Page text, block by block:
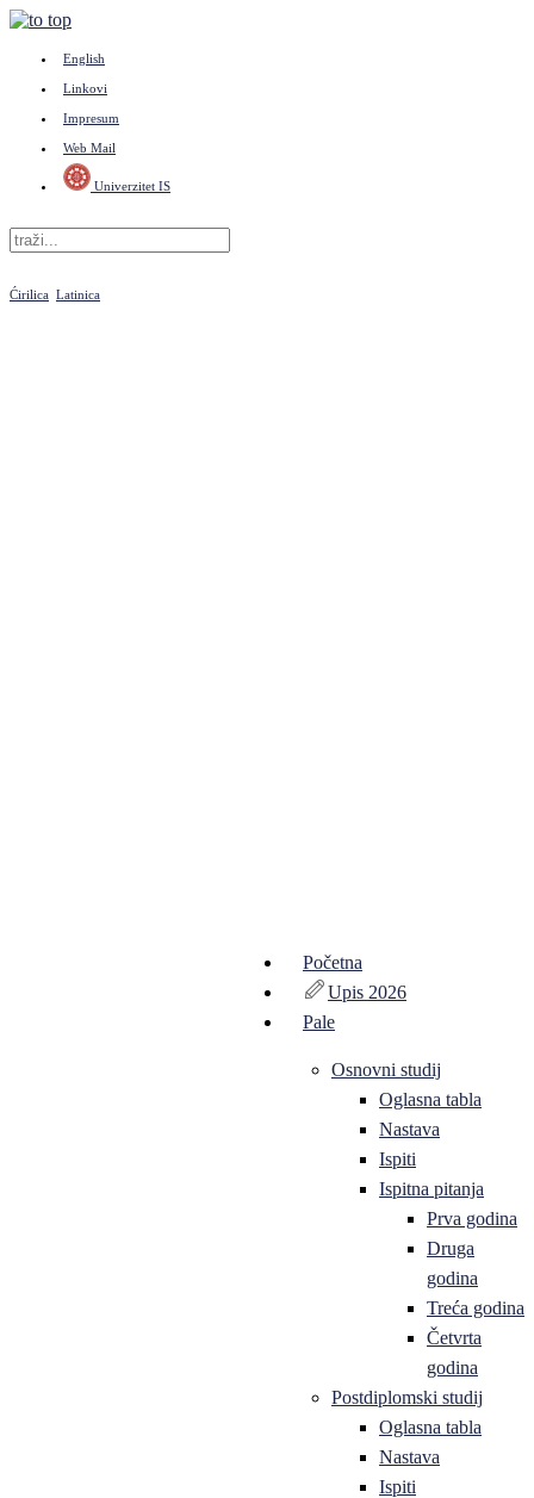
English
Linkovi
Impresum
Web Mail
Univerzitet IS
Ćirilica Latinica
Početna
Upis 2026
Pale
Osnovni studij
Oglasna tabla
Nastava
Ispiti
Ispitna pitanja
Prva godina
Druga
godina
Treća godina
Četvrta
godina
Postdiplomski studij
Oglasna tabla
Nastava
Ispiti